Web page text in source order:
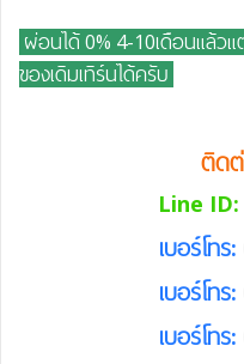
ผ่อนได้ 0% 4-10เดือนแล้วแ
ของเดิมเทิร์นได้ครับ
ติด
Line ID:
เบอร์โทร:
เบอร์โทร:
เบอร์โทร: